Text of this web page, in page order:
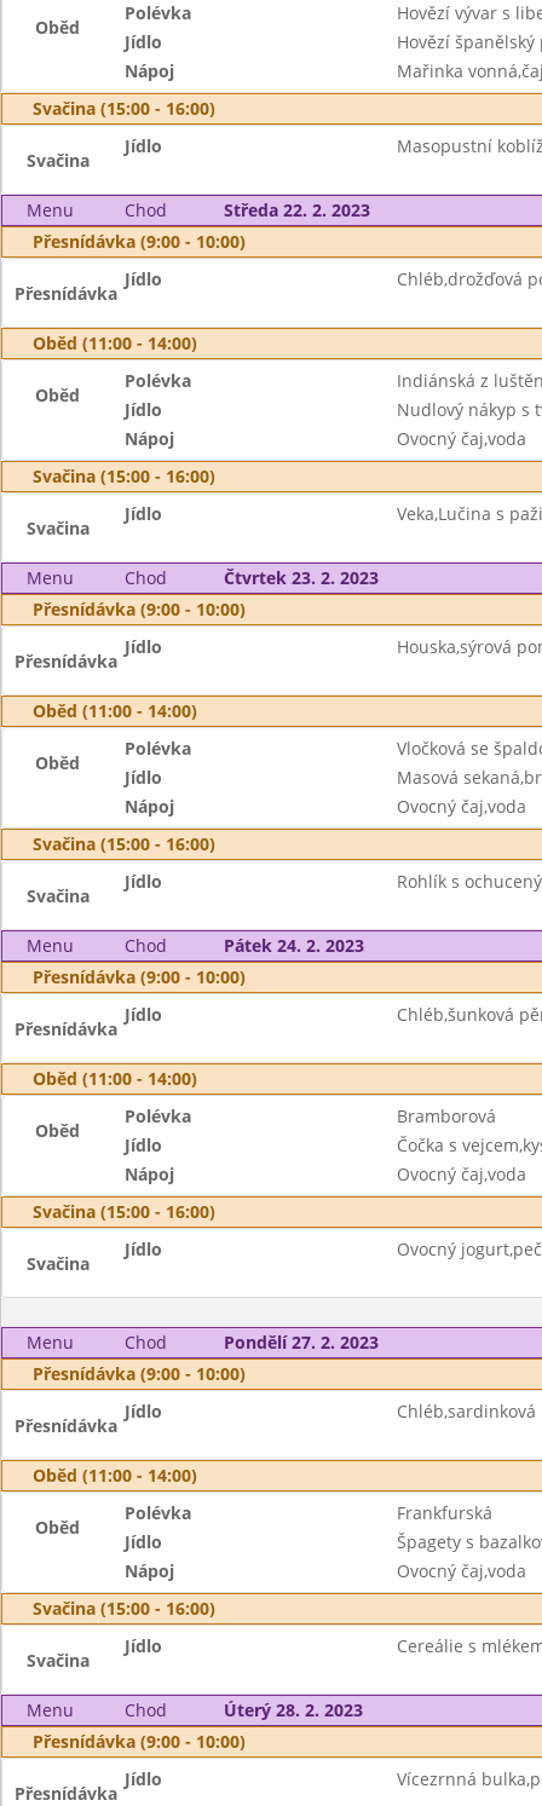
Oběd
Polévka
Hovězí vývar s
Jídlo
Hovězí
Nápoj
Mařinka
Svačina (15:00 - 16:00)
Svačina
Jídlo Masopustní
Menu Chod
Středa 22. 2. 2023
Přesnídávka (9:00 - 10:00)
Přesnídávka
Jídlo Chléb,drožďová
Oběd (11:00 - 14:00)
Oběd
Polévka
Indiánská z
Jídlo
Nudlový nákyp s
Nápoj
Ovocný čaj,voda
Svačina (15:00 - 16:00)
Svačina
Jídlo Veka,Lučina s
Menu Chod
Čtvrtek 23. 2. 2023
Přesnídávka (9:00 - 10:00)
Přesnídávka
Jídlo Houska,sýrová
Oběd (11:00 - 14:00)
Oběd
Polévka
Vločková se
Jídlo
Masová
Nápoj
Ovocný čaj,voda
Svačina (15:00 - 16:00)
Svačina
Jídlo Rohlík s
Menu Chod
Pátek 24. 2. 2023
Přesnídávka (9:00 - 10:00)
Přesnídávka
Jídlo Chléb,šunková
Oběd (11:00 - 14:00)
Oběd
Polévka
Bramborová
Jídlo
Čočka s
Nápoj
Ovocný čaj,voda
Svačina (15:00 - 16:00)
Svačina
Jídlo Ovocný
Menu Chod
Pondělí 27. 2. 2023
Přesnídávka (9:00 - 10:00)
Přesnídávka
Jídlo
Oběd (11:00 - 14:00)
Oběd
Polévka
Frankfurská
Jídlo
Špagety s
Nápoj
Ovocný čaj,voda
Svačina (15:00 - 16:00)
Svačina
Jídlo Cereálie s
Menu Chod
Úterý 28. 2. 2023
Přesnídávka (9:00 - 10:00)
Přesnídávka
Jídlo Vícezrnná